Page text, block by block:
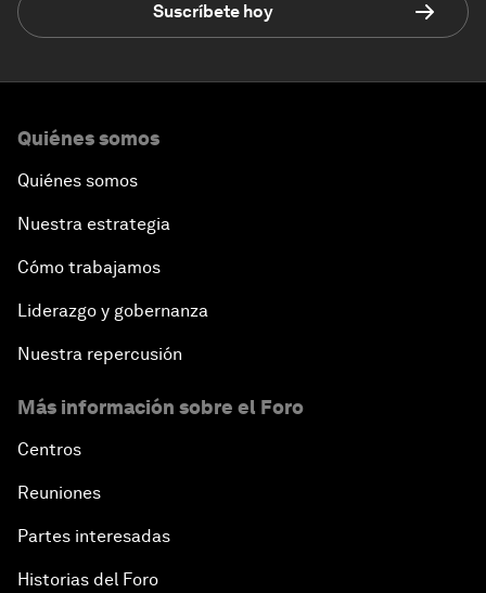
Suscríbete hoy
Quiénes somos
Quiénes somos
Nuestra estrategia
Cómo trabajamos
Liderazgo y gobernanza
Nuestra repercusión
Más información sobre el Foro
Centros
Reuniones
Partes interesadas
Historias del Foro